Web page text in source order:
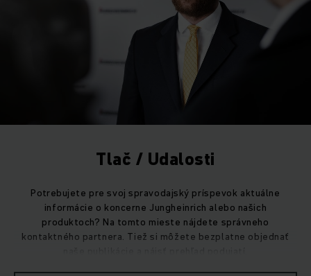
Tlač / Udalosti
Potrebujete pre svoj spravodajský príspevok aktuálne
informácie o koncerne Jungheinrich alebo našich
produktoch? Na tomto mieste nájdete správneho
kontaktného partnera. Tiež si môžete bezplatne objednať